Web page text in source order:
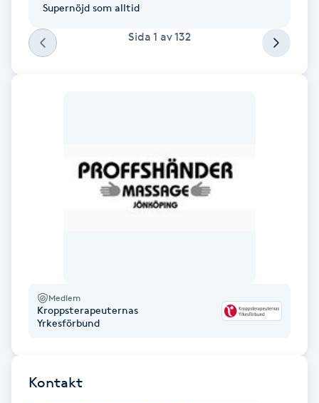
Fransk manikyr
Fransrengöring
Friskvårdsmassage
Färgning
G
Gel naglar
Supernöjd som alltid
Sida 1 av132
Medlem
Kroppsterapeuternas
Yrkesförbund
Kontakt